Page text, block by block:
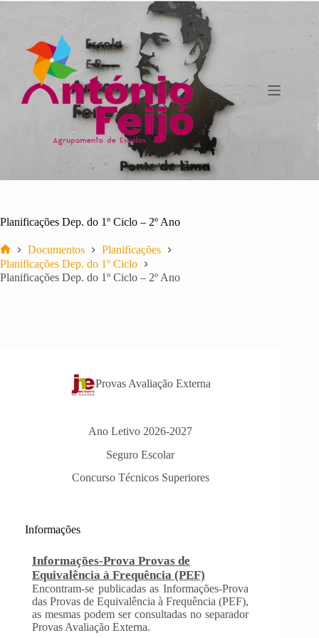
Pular
para
conteúdo
Planificações Dep. do 1º Ciclo – 2º Ano
Início
Documentos
Planificações
Planificações Dep. do 1º Ciclo
Planificações Dep. do 1º Ciclo – 2º Ano
Provas Avaliação Externa
Ano Letivo 2026-2027
Seguro Escolar
Concurso Técnicos Superiores
Informações
Informações-Prova Provas de
Equivalência à Frequência (PEF)
Encontram-se publicadas as Informações-Prova
das Provas de Equivalência à Frequência (PEF),
as mesmas podem ser consultadas no separador
Provas Avaliação Externa.